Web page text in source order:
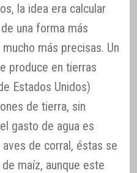
la idea era calcular
una forma más
más precisas. Un
produce en tierras
Estados Unidos)
de tierra, sin
gasto de agua es
de corral, éstas se
maíz, aunque este